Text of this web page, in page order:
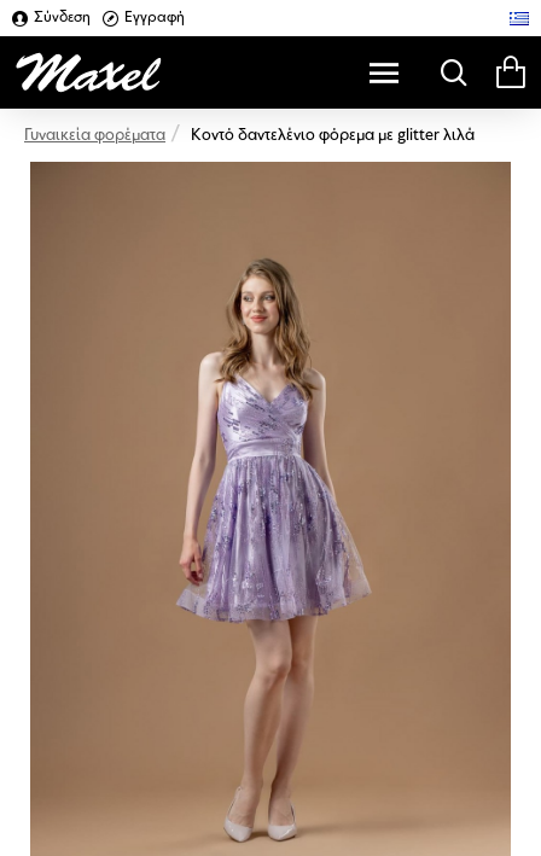
Σύνδεση Εγγραφή
Γυναικεία φορέματα Κοντό δαντελένιο φόρεμα με glitter λιλά